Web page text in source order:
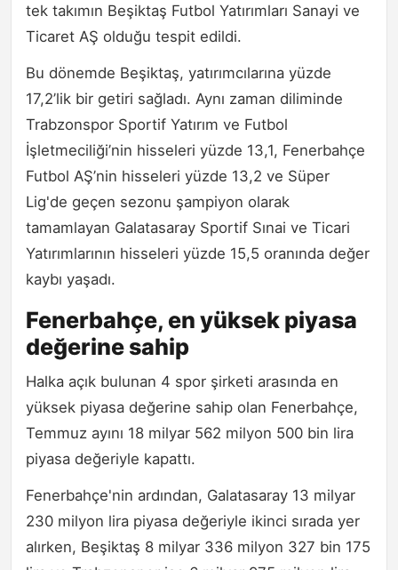
tek takımın Beşiktaş Futbol Yatırımları Sanayi ve
Ticaret AŞ olduğu tespit edildi.
Bu dönemde Beşiktaş, yatırımcılarına yüzde
17,2’lik bir getiri sağladı. Aynı zaman diliminde
Trabzonspor Sportif Yatırım ve Futbol
İşletmeciliği’nin hisseleri yüzde 13,1, Fenerbahçe
Futbol AŞ’nin hisseleri yüzde 13,2 ve Süper
Lig'de geçen sezonu şampiyon olarak
tamamlayan Galatasaray Sportif Sınai ve Ticari
Yatırımlarının hisseleri yüzde 15,5 oranında değer
kaybı yaşadı.
Fenerbahçe, en yüksek piyasa
değerine sahip
Halka açık bulunan 4 spor şirketi arasında en
yüksek piyasa değerine sahip olan Fenerbahçe,
Temmuz ayını 18 milyar 562 milyon 500 bin lira
piyasa değeriyle kapattı.
Fenerbahçe'nin ardından, Galatasaray 13 milyar
230 milyon lira piyasa değeriyle ikinci sırada yer
alırken, Beşiktaş 8 milyar 336 milyon 327 bin 175